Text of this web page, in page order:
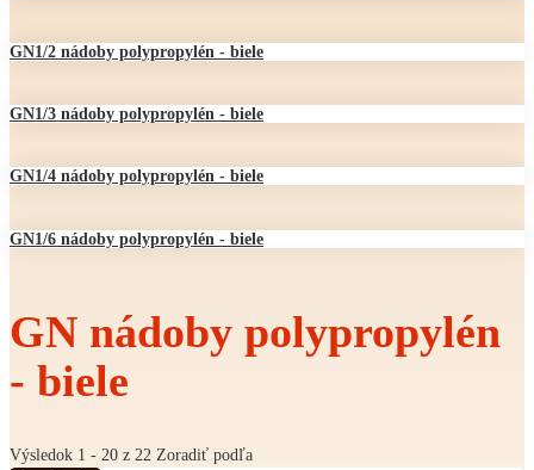
GN1/2 nádoby polypropylén - biele
GN1/3 nádoby polypropylén - biele
GN1/4 nádoby polypropylén - biele
GN1/6 nádoby polypropylén - biele
GN nádoby polypropylén
- biele
Výsledok 1 - 20 z 22 Zoradiť podľa